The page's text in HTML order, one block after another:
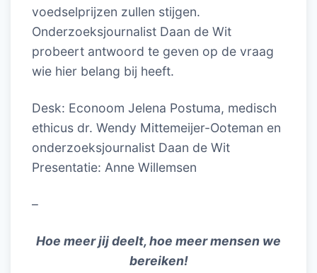
voedselprijzen zullen stijgen.
Onderzoeksjournalist Daan de Wit
probeert antwoord te geven op de vraag
wie hier belang bij heeft.
Desk: Econoom Jelena Postuma, medisch
ethicus dr. Wendy Mittemeijer-Ooteman en
onderzoeksjournalist Daan de Wit
Presentatie: Anne Willemsen
–
Hoe meer jij deelt, hoe meer mensen we
bereiken!